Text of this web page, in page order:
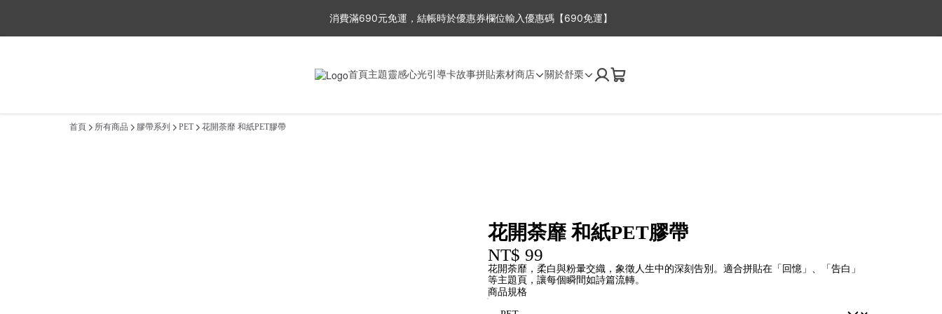
消費滿690元免運，結帳時於優惠券欄位輸入優惠碼【690免運】
首頁 主題靈感心光引導卡故事拼貼素材商店 關於舒栗
首頁 所有商品 膠帶系列 PET 花開荼靡 和紙PET膠帶
花開荼靡 和紙PET膠帶
NT$ 99
花開荼靡，柔白與粉暈交織，象徵人生中的深刻告別。適合拼貼在「回憶」、「告白」
等主題頁，讓每個瞬間如詩篇流轉。
商品規格